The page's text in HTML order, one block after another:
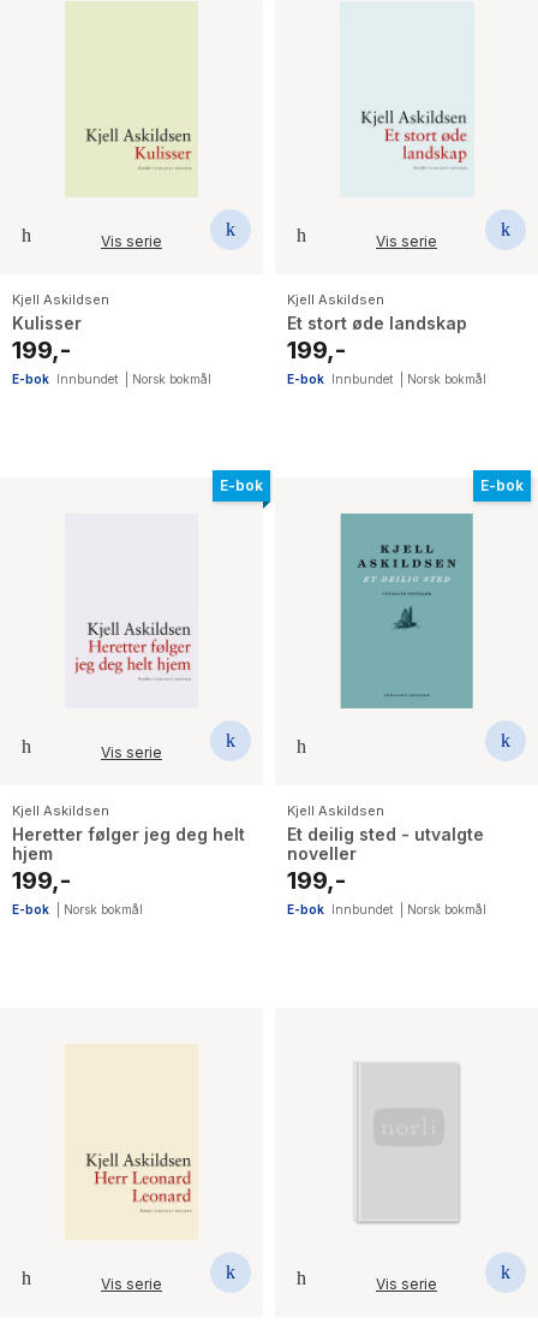
Vis serie
Kjell Askildsen
Kulisser
199,-
E-bok Innbundet Norsk bokmål
Vis serie
Kjell Askildsen
Et stort øde landskap
199,-
E-bok Innbundet Norsk bokmål
E-bok
Vis serie
Kjell Askildsen
Heretter følger jeg deg helt
hjem
199,-
E-bok Norsk bokmål
E-bok
Kjell Askildsen
Et deilig sted - utvalgte
noveller
199,-
E-bok Innbundet Norsk bokmål
Vis serie Vis serie